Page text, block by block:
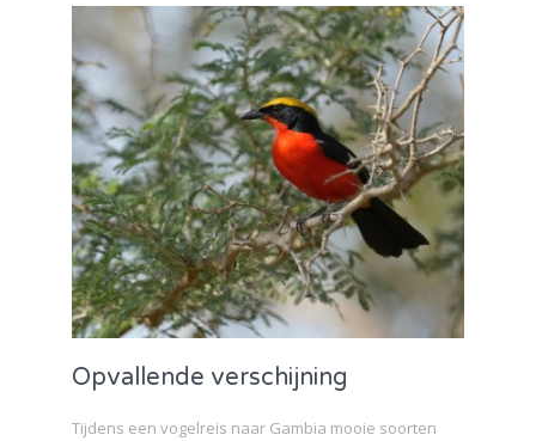
Opvallende verschijning
Tijdens een vogelreis naar Gambia mooie soorten